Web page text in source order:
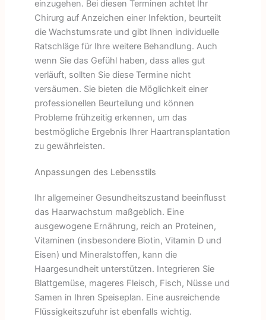
einzugehen. Bei diesen Terminen achtet Ihr
Chirurg auf Anzeichen einer Infektion, beurteilt
die Wachstumsrate und gibt Ihnen individuelle
Ratschläge für Ihre weitere Behandlung. Auch
wenn Sie das Gefühl haben, dass alles gut
verläuft, sollten Sie diese Termine nicht
versäumen. Sie bieten die Möglichkeit einer
professionellen Beurteilung und können
Probleme frühzeitig erkennen, um das
bestmögliche Ergebnis Ihrer Haartransplantation
zu gewährleisten.
Anpassungen des Lebensstils
Ihr allgemeiner Gesundheitszustand beeinflusst
das Haarwachstum maßgeblich. Eine
ausgewogene Ernährung, reich an Proteinen,
Vitaminen (insbesondere Biotin, Vitamin D und
Eisen) und Mineralstoffen, kann die
Haargesundheit unterstützen. Integrieren Sie
Blattgemüse, mageres Fleisch, Fisch, Nüsse und
Samen in Ihren Speiseplan. Eine ausreichende
Flüssigkeitszufuhr ist ebenfalls wichtig.